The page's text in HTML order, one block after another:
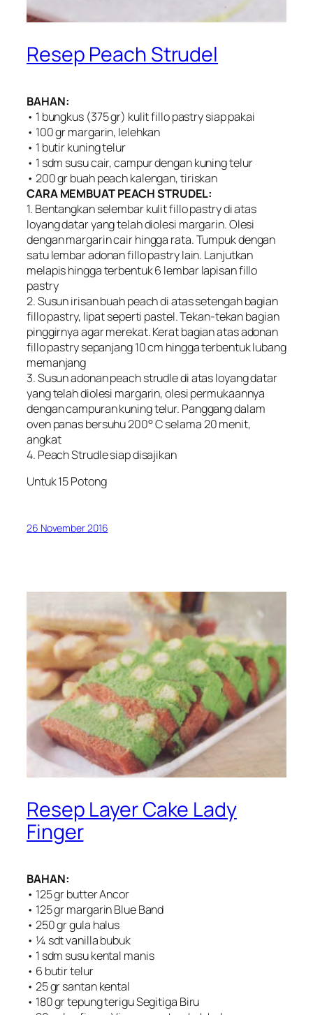
Resep Peach Strudel
BAHAN:
• 1 bungkus (375 gr) kulit fillo pastry siap pakai
• 100 gr margarin, lelehkan
• 1 butir kuning telur
• 1 sdm susu cair, campur dengan kuning telur
• 200 gr buah peach kalengan, tiriskan
CARA MEMBUAT PEACH STRUDEL:
1. Bentangkan selembar kulit fillo pastry di atas
loyang datar yang telah diolesi margarin. Olesi
dengan margarin cair hingga rata. Tumpuk dengan
satu lembar adonan fillo pastry lain. Lanjutkan
melapis hingga terbentuk 6 lembar lapisan fillo
pastry
2. Susun irisan buah peach di atas setengah bagian
fillo pastry, lipat seperti pastel. Tekan-tekan bagian
pinggirnya agar merekat. Kerat bagian atas adonan
fillo pastry sepanjang 10 cm hingga terbentuk lubang
memanjang
3. Susun adonan peach strudle di atas loyang datar
yang telah diolesi margarin, olesi permukaannya
dengan campuran kuning telur. Panggang dalam
oven panas bersuhu 200° C selama 20 menit,
angkat
4. Peach Strudle siap disajikan
Untuk 15 Potong
26 November 2016
Resep Layer Cake Lady
Finger
BAHAN:
• 125 gr butter Ancor
• 125 gr margarin Blue Band
• 250 gr gula halus
• ¼ sdt vanilla bubuk
• 1 sdm susu kental manis
• 6 butir telur
• 25 gr santan kental
• 180 gr tepung terigu Segitiga Biru